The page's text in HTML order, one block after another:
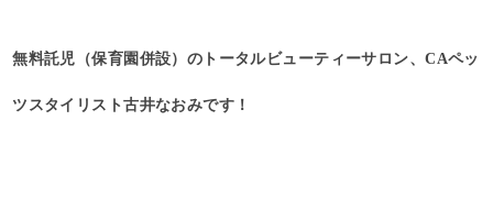
無料託児（保育園併設）のトータルビューティーサロン、CAペッ
ツスタイリスト古井なおみです！